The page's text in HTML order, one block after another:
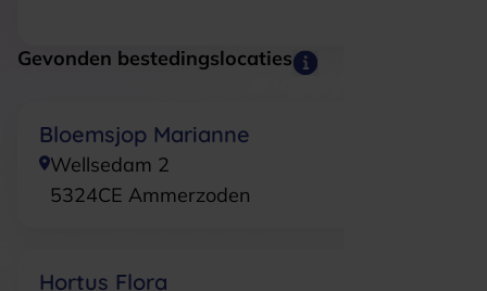
Gevonden bestedingslocaties
Bloemsjop Marianne
Wellsedam 2
5324CE Ammerzoden
Hortus Flora